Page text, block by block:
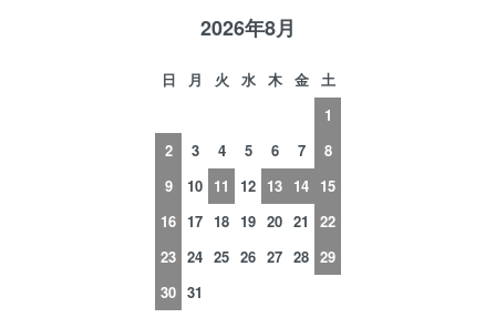
2026年8月
日 月 火 水 木 金
土
1
2
3 4 5 6 7
8
9
10 11 12 13 14 15
16 17 18 19 20 21
22
23 24 25 26 27 28 29
30 31